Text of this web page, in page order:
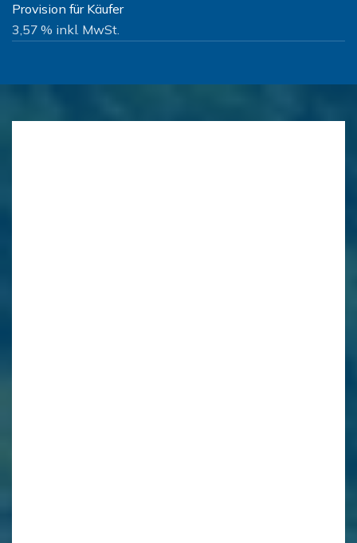
Provision für Käufer
3,57 % inkl. MwSt.